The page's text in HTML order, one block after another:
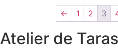
la
page
← 1 2 3
Atelier de